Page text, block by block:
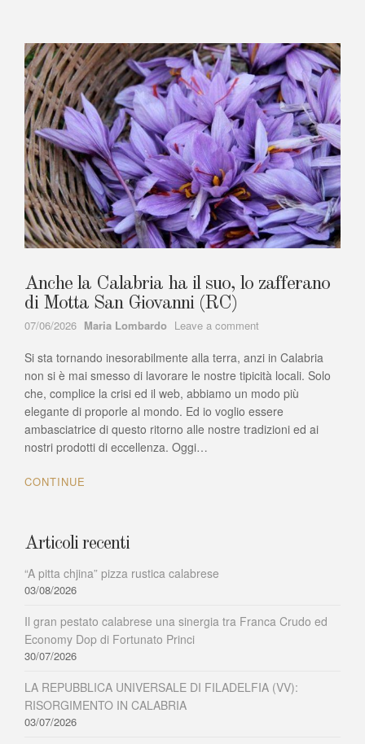
Anche la Calabria ha il suo, lo zafferano
di Motta San Giovanni (RC)
07/06/2026 Author
Maria Lombardo Leave a comment
la
Calabria
ha
il
suo,
lo
Si sta tornando inesorabilmente alla terra, anzi in Calabria
non si è mai smesso di lavorare le nostre tipicità locali. Solo
che, complice la crisi ed il web, abbiamo un modo più
elegante di proporle al mondo. Ed io voglio essere
ambasciatrice di questo ritorno alle nostre tradizioni ed ai
nostri prodotti di eccellenza. Oggi…
CONTINUE
Articoli recenti
“A pitta chjina” pizza rustica calabrese
03/08/2026
Il gran pestato calabrese una sinergia tra Franca Crudo ed
Economy Dop di Fortunato Princi
30/07/2026
LA REPUBBLICA UNIVERSALE DI FILADELFIA (VV):
RISORGIMENTO IN CALABRIA
03/07/2026